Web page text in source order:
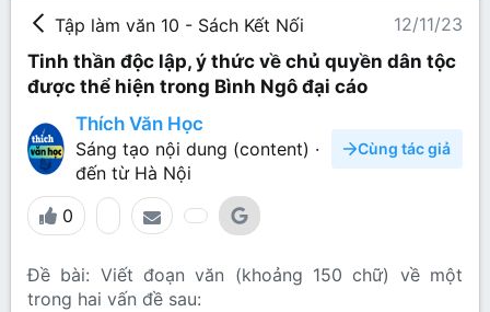
Tập làm văn 10 - Sách Kết Nối
12/11/23
Tinh thần độc lập, ý thức về chủ quyền dân tộc
được thể hiện trong Bình Ngô đại cáo
Thích Văn Học
Sáng tạo nội dung (content) ·
đến từ Hà Nội
Cùng tác giả
0
Đề bài: Viết đoạn văn (khoảng 150 chữ) về một
trong hai vấn đề sau: